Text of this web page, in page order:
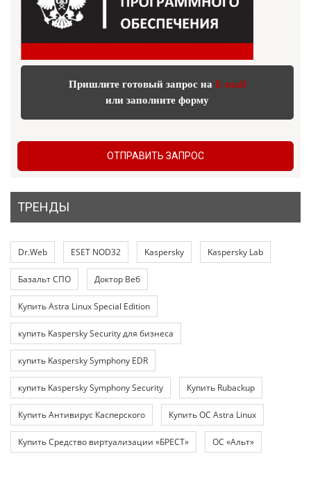
Пришлите готовый запрос на E-mail
или заполните форму
ОТПРАВИТЬ ЗАПРОС
ТРЕНДЫ
Dr.Web ESET NOD32 Kaspersky Kaspersky Lab
Базальт СПО Доктор Веб
Купить Astra Linux Special Edition
купить Kaspersky Security для бизнеса
купить Kaspersky Symphony EDR
купить Kaspersky Symphony Security Купить Rubackup
Купить Антивирус Касперского Купить ОС Astra Linux
Купить Средство виртуализации «БРЕСТ» ОС «Альт»